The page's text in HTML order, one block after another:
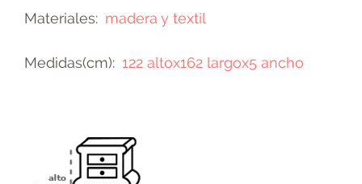
Materiales madera y textil
Medidas(cm) 122 altox162 largox5 ancho